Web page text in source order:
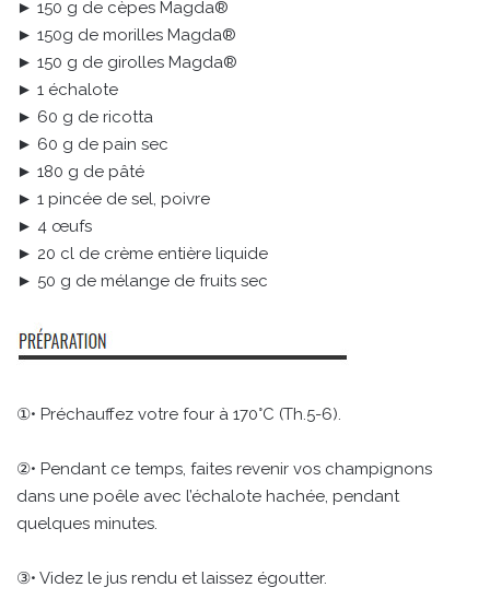
► 150 g de cèpes Magda®
► 150g de morilles Magda®
► 150 g de girolles Magda®
► 1 échalote
► 60 g de ricotta
► 60 g de pain sec
► 180 g de pâté
► 1 pincée de sel, poivre
► 4 œufs
► 20 cl de crème entière liquide
► 50 g de mélange de fruits sec
①• Préchauffez votre four à 170°C (Th.5-6).
②• Pendant ce temps, faites revenir vos champignons
dans une poêle avec l’échalote hachée, pendant
quelques minutes.
③• Videz le jus rendu et laissez égoutter.